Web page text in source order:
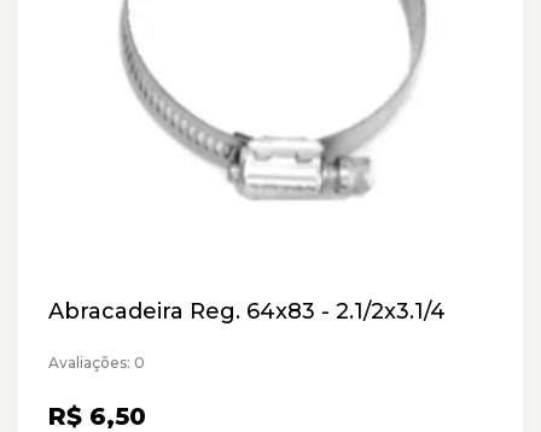
Abracadeira Reg. 64x83 - 2.1/2x3.1/4
Avaliações: 0
R$ 6,50